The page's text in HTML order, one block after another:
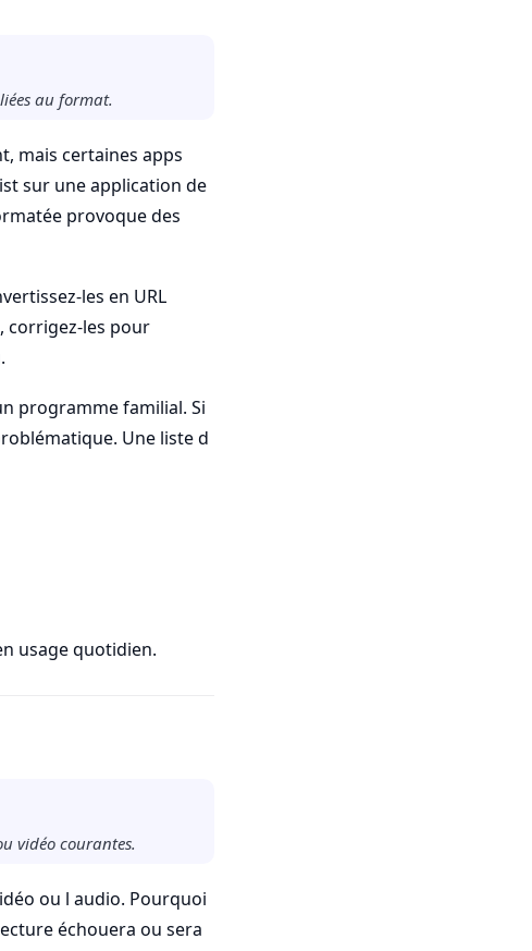
au format.
mais certaines apps
sur une application de
provoque des
les en URL
corrigez-les pour
programme familial. Si
Une liste d
usage quotidien.
vidéo courantes.
ou l audio. Pourquoi
échouera ou sera